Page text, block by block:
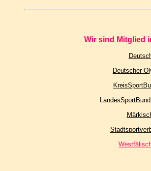
Wir sind Mitglied
Deutscher